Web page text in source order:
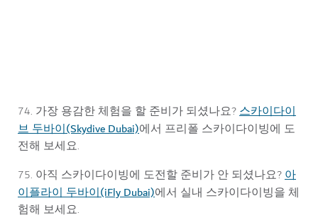
74. 가장 용감한 체험을 할 준비가 되셨나요?스카이다이
브 두바이(Skydive Dubai)에서 프리폴 스카이다이빙에 도
전해 보세요.
75. 아직 스카이다이빙에 도전할 준비가 안 되셨나요?아
이플라이 두바이(iFly Dubai)에서 실내 스카이다이빙을 체
험해 보세요.